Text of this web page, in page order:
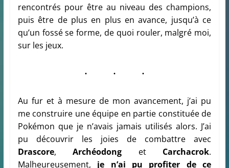
rencontrés pour être au niveau des champions,
puis être de plus en plus en avance, jusqu’à ce
qu’un fossé se forme, de quoi rouler, malgré moi,
sur les jeux.
Au fur et à mesure de mon avancement, j’ai pu
me construire une équipe en partie constituée de
Pokémon que je n’avais jamais utilisés alors. J’ai
pu découvrir les joies de combattre avec
Drascore,Archéodong et Carchacrok.
Malheureusement, je n’ai pu profiter de ce